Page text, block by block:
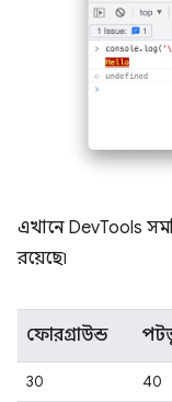
এখানে DevTools
রয়েছে৷
ফোরগ্রাউন্ড
30 40